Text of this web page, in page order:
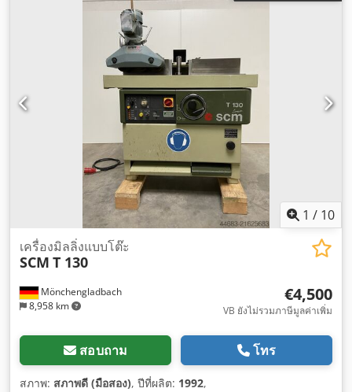
1 / 10
Mönchengladbach
8,958 km
เครื่องมิลลิ่งแบบโต๊ะ
SCM T 130
€4,500
VB ยังไม่รวมภาษีมูลค่าเพิ่ม
สอบถาม โทร
สภาพ: สภาพดี (มือสอง), ปีที่ผลิต: 1992,